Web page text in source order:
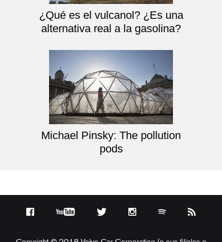
¿Qué es el vulcanol? ¿Es una
alternativa real a la gasolina?
Michael Pinsky: The pollution
pods